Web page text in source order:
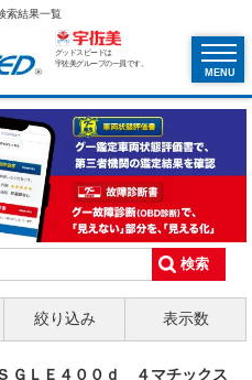
索結果一覧
グッドスピードは
宇佐美グループの一員です。
MENU
絞り込み 表示数
ＧＬＥ４００ｄ ４マチックス